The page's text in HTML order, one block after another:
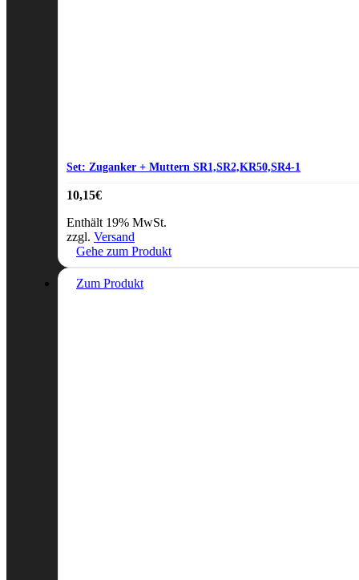
Set: Zuganker + Muttern SR1,SR2,KR50,SR4-1
10,15€
Enthält 19% MwSt.
zzgl. Versand
Gehe zum Produkt
Zum Produkt